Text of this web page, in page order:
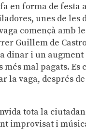
en forma de
unes de
començà amb
Guillem de
dinar i un
mal pagats. Es
la vaga, després
tota la
improvisat i